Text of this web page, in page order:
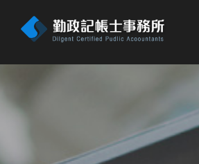
新北會計師、記帳
設立申請